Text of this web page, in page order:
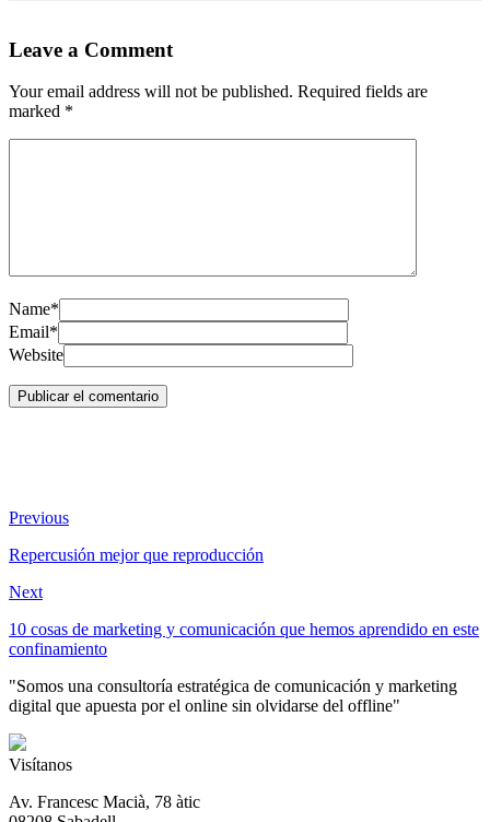
Leave a Comment
Your email address will not be published. Required fields are
marked *
Name*
Email*
Website
Previous
Repercusión mejor que reproducción
Next
10 cosas de marketing y comunicación que hemos aprendido en este
confinamiento
"Somos una consultoría estratégica de comunicación y marketing
digital que apuesta por el online sin olvidarse del offline"
Visítanos
Av. Francesc Macià, 78 àtic